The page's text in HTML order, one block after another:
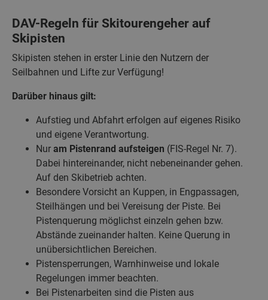
DAV-Regeln für Skitourengeher auf
Skipisten
Skipisten stehen in erster Linie den Nutzern der
Seilbahnen und Lifte zur Verfügung!
Darüber hinaus gilt:
Aufstieg und Abfahrt erfolgen auf eigenes Risiko
und eigene Verantwortung.
Nur am Pistenrand aufsteigen (FIS-Regel Nr. 7).
Dabei hintereinander, nicht nebeneinander gehen.
Auf den Skibetrieb achten.
Besondere Vorsicht an Kuppen, in Engpassagen,
Steilhängen und bei Vereisung der Piste. Bei
Pistenquerung möglichst einzeln gehen bzw.
Abstände zueinander halten. Keine Querung in
unübersichtlichen Bereichen.
Pistensperrungen, Warnhinweise und lokale
Regelungen immer beachten.
Bei Pistenarbeiten sind die Pisten aus